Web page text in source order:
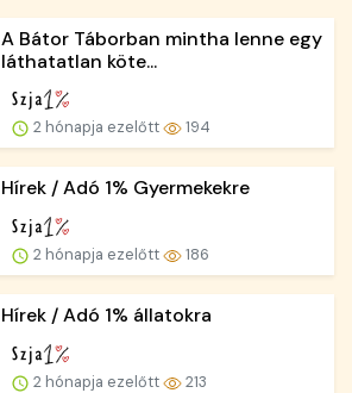
A Bátor Táborban mintha lenne egy
láthatatlan köte...
2 hónapja ezelőtt 194
Hírek / Adó 1% Gyermekekre
2 hónapja ezelőtt 186
Hírek / Adó 1% állatokra
2 hónapja ezelőtt 213